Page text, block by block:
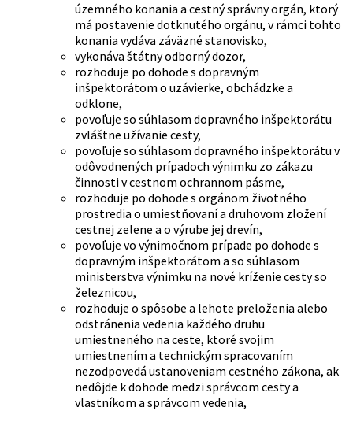
územného konania a cestný správny orgán, ktorý
má postavenie dotknutého orgánu, v rámci tohto
konania vydáva záväzné stanovisko,
vykonáva štátny odborný dozor,
rozhoduje po dohode s dopravným
inšpektorátom o uzávierke, obchádzke a
odklone,
povoľuje so súhlasom dopravného inšpektorátu
zvláštne užívanie cesty,
povoľuje so súhlasom dopravného inšpektorátu v
odôvodnených prípadoch výnimku zo zákazu
činnosti v cestnom ochrannom pásme,
rozhoduje po dohode s orgánom životného
prostredia o umiestňovaní a druhovom zložení
cestnej zelene a o výrube jej drevín,
povoľuje vo výnimočnom prípade po dohode s
dopravným inšpektorátom a so súhlasom
ministerstva výnimku na nové kríženie cesty so
železnicou,
rozhoduje o spôsobe a lehote preloženia alebo
odstránenia vedenia každého druhu
umiestneného na ceste, ktoré svojim
umiestnením a technickým spracovaním
nezodpovedá ustanoveniam cestného zákona, ak
nedôjde k dohode medzi správcom cesty a
vlastníkom a správcom vedenia,